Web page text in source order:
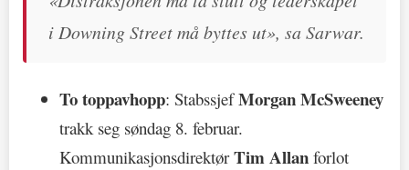
i Downing Street må byttes ut», sa Sarwar.
To toppavhopp: StabssjefMorgan McSweeney
trakk seg søndag 8. februar.
KommunikasjonsdirektørTim Allan forlot